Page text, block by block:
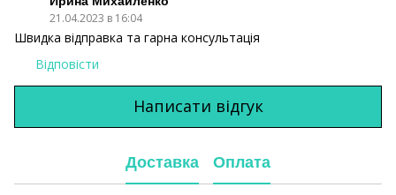
21.04.2023 в 16:04
Швидка відправка та гарна консультація
Відповісти
Написати відгук
Доставка Оплата